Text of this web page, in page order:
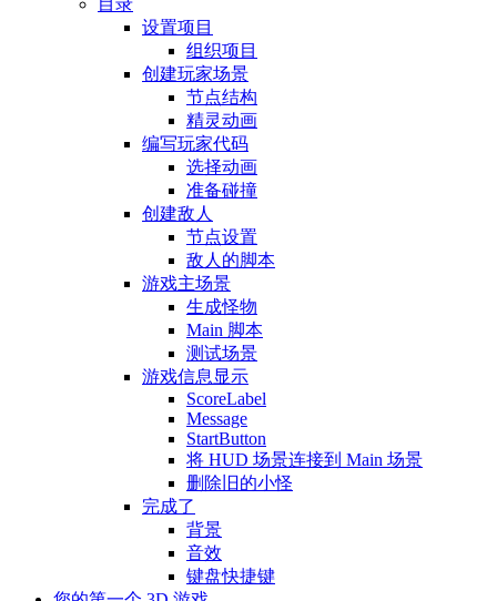
目录
设置项目
组织项目
创建玩家场景
节点结构
精灵动画
编写玩家代码
选择动画
准备碰撞
创建敌人
节点设置
敌人的脚本
游戏主场景
生成怪物
Main 脚本
测试场景
游戏信息显示
ScoreLabel
Message
StartButton
将 HUD 场景连接到 Main 场景
删除旧的小怪
完成了
背景
音效
键盘快捷键